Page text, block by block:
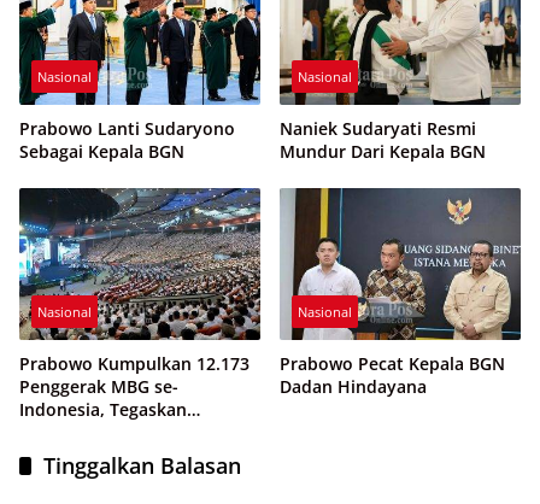
Nasional
Prabowo Lanti Sudaryono
Sebagai Kepala BGN
Nasional
Naniek Sudaryati Resmi
Mundur Dari Kepala BGN
Nasional
Prabowo Kumpulkan 12.173
Penggerak MBG se-
Indonesia, Tegaskan
Generasi Emas 2045
Nasional
Prabowo Pecat Kepala BGN
Dadan Hindayana
Tinggalkan Balasan